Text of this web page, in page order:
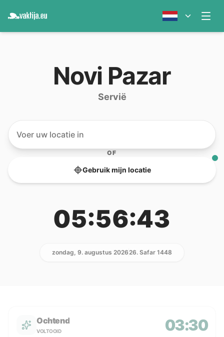
Novi Pazar
Servië
OF
Gebruik mijn locatie
05:56:43
zondag, 9. augustus 202626. Safar 1448
Ochtend
VOLTOOID 03:30